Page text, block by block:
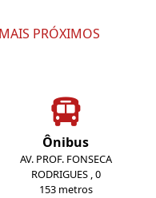
PRÓXIMOS
Ônibus
AV. PROF. FONSECA
RODRIGUES , 0
153 metros